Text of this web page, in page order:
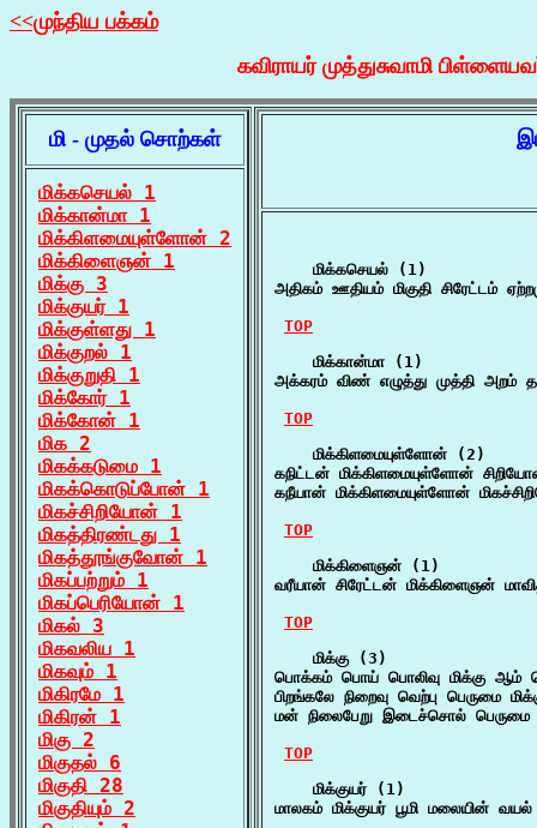
<<முந்திய பக்கம்
கவிராயர் முத்துசுவாமி
மி - முதல் சொற்கள்
மிக்கசெயல் 1
மிக்கான்மா 1
மிக்கிளமையுள்ளோன் 2
மிக்கிளைஞன் 1
மிக்கு 3
மிக்குயர் 1
மிக்குள்ளது 1
மிக்குறல் 1
மிக்குறுதி 1
மிக்கோர் 1
மிக்கோன் 1
மிக 2
மிகக்கடுமை 1
மிகக்கொடுப்போன் 1
மிகச்சிறியோன் 1
மிகத்திரண்டது 1
மிகத்தூங்குவோன் 1
மிகப்பற்றும் 1
மிகப்பெரியோன் 1
மிகல் 3
மிகவலிய 1
மிகவும் 1
மிகிரமே 1
மிகிரன் 1
மிகு 2
மிகுதல் 6
மிகுதி 28
மிகுதியும் 2
    மிக்கசெயல் (1)
அதிகம் ஊதியம் மிகுதி சிரேட்டம்
TOP
    மிக்கான்மா (1)
அக்கரம் விண் எழுத்து முத்தி அறம்
TOP
    மிக்கிளமையுள்ளோன் (2)
கநிட்டன் மிக்கிளமையுள்ளோன்
கநீயான் மிக்கிளமையுள்ளோன்
TOP
    மிக்கிளைஞன் (1)
வரீயான் சிரேட்டன் மிக்கிளைஞன்
TOP
    மிக்கு (3)
பொக்கம் பொய் பொலிவு மிக்கு ஆம்
பிறங்கலே நிறைவு வெற்பு பெருமை
மன் நிலைபேறு இடைச்சொல்
TOP
    மிக்குயர் (1)
மாலகம் மிக்குயர் பூமி மலையின்